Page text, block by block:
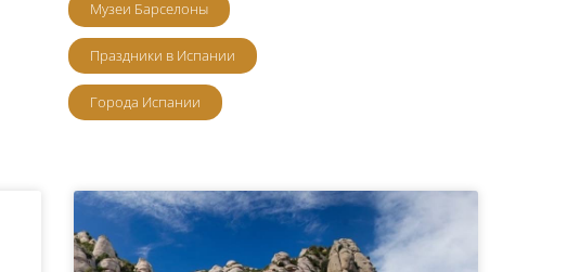
Музеи Барселоны
Праздники в Испании
Города Испании